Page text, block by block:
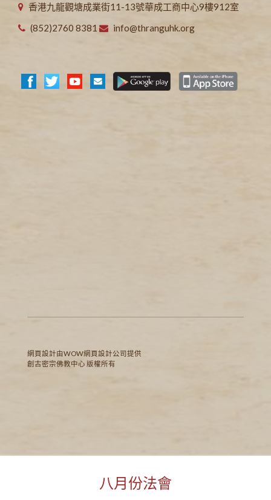
香港九龍觀塘成業街11-13號華成工商中心9樓912室
(852)2760 8381
info@thranguhk.org
網頁設計由WOW網頁設計公司提供
創古密宗佛教中心 版權所有
八月份法會